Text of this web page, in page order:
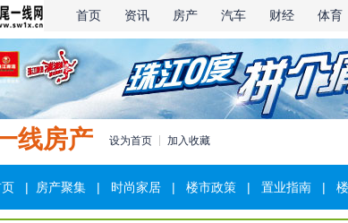
首页 资讯 房产 汽车 财经 体育
线房产 设为首页 加入收藏
| 房产聚集 | 时尚家居 | 楼市政策 | 置业指南 |